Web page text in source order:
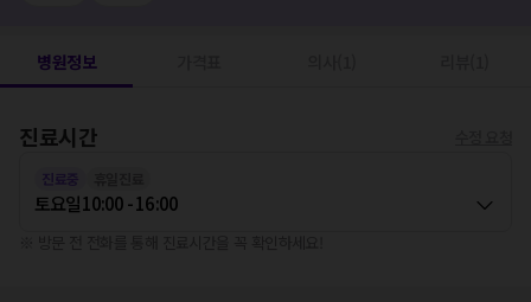
병원정보
진료시간
진료중
토요일10:00 - 16:00